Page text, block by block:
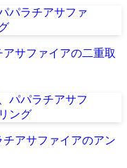
サファイアの二重取
アサファイアのアン